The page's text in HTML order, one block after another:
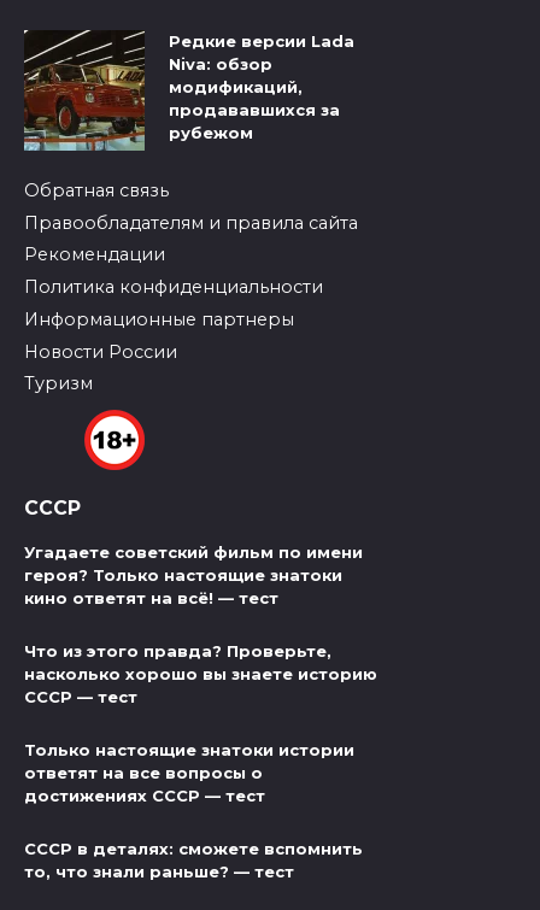
Редкие версии Lada
Niva: обзор
модификаций,
продававшихся за
рубежом
Обратная связь
Правообладателям и правила сайта
Рекомендации
Политика конфиденциальности
Информационные партнеры
Новости России
Туризм
СССР
Угадаете советский фильм по имени
героя? Только настоящие знатоки
кино ответят на всё! — тест
Что из этого правда? Проверьте,
насколько хорошо вы знаете историю
СССР — тест
Только настоящие знатоки истории
ответят на все вопросы о
достижениях СССР — тест
СССР в деталях: сможете вспомнить
то, что знали раньше? — тест